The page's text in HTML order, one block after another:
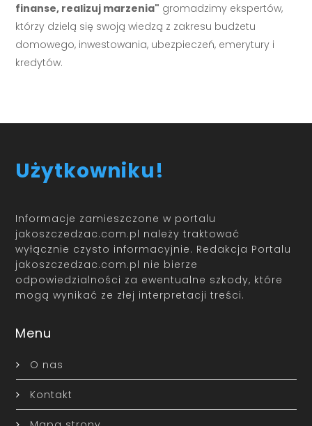
finanse, realizuj marzenia" gromadzimy ekspertów,
którzy dzielą się swoją wiedzą z zakresu budżetu
domowego, inwestowania, ubezpieczeń, emerytury i
kredytów.
Użytkowniku!
Informacje zamieszczone w portalu
jakoszczedzac.com.pl należy traktować
wyłącznie czysto informacyjnie. Redakcja Portalu
jakoszczedzac.com.pl nie bierze
odpowiedzialności za ewentualne szkody, które
mogą wynikać ze złej interpretacji treści.
Menu
O nas
Kontakt